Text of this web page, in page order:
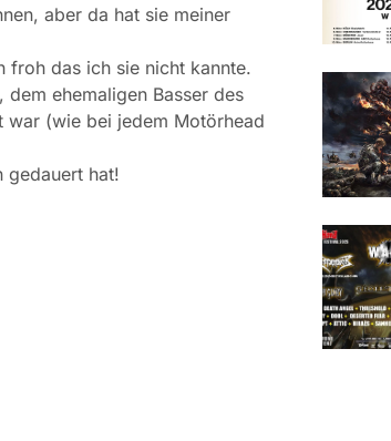
aber da hat sie meiner
froh das ich sie nicht kannte.
ehemaligen Basser des
war (wie bei jedem Motörhead
gedauert hat!